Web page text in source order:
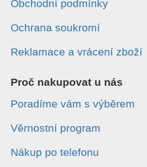
Obchodní podmínky
Ochrana soukromí
Reklamace a vrácení zboží
Proč nakupovat u nás
Poradíme vám s výběrem
Věrnostní program
Nákup po telefonu